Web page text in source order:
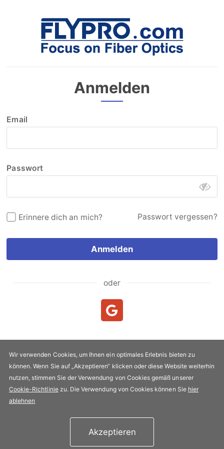
Anmelden
Email
Passwort
Erinnere dich an mich? Passwort vergessen?
Anmelden
oder
Urheberrecht & Kopie 2005-2026 FLYPRO.com. Alle Rechte
vorbehalten.
Datenschutz-Bestimmungen
Wir verwenden Cookies, um Ihnen ein optimales Erlebnis bieten zu
können. Wenn Sie auf „Akzeptieren“ klicken oder diese Website weiterhin
nutzen, stimmen Sie der Verwendung von Cookies gemäß unserer
Cookie-Richtliniezu. Die Verwendung von Cookies können Sie hier
ablehnen
Akzeptieren